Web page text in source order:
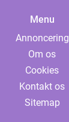
Menu
Annoncering
Om os
Cookies
Kontakt os
Sitemap